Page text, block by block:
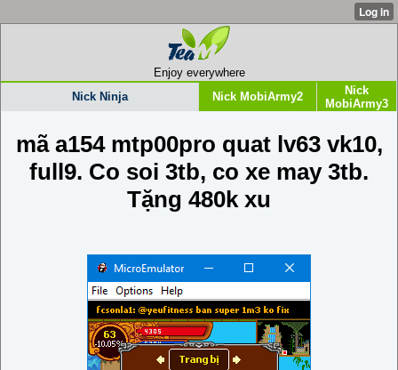
Enjoy everywhere
Nick Ninja
Nick MobiArmy2
Nick
MobiArmy3
mã a154 mtp00pro quat lv63 vk10,
full9. Co soi 3tb, co xe may 3tb.
Tặng 480k xu